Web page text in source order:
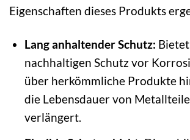
Eigenschaften dieses Produkts
Lang anhaltender Schutz:
nachhaltigen Schutz vor
über herkömmliche Produkte
die Lebensdauer von
verlängert.